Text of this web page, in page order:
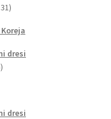
131
dresi
5
dresi